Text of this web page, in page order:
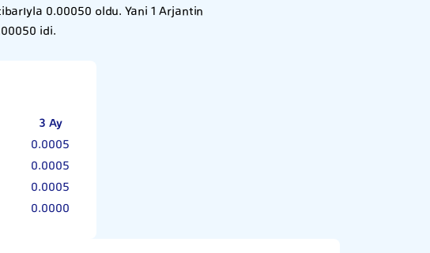
0.00050 oldu. Yani 1 Arjantin
idi.
3 Ay
0.0005
0.0005
0.0005
0.0000